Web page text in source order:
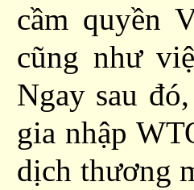
cầm quyền
cũng như
Ngay sau đó,
gia nhập
dịch thương